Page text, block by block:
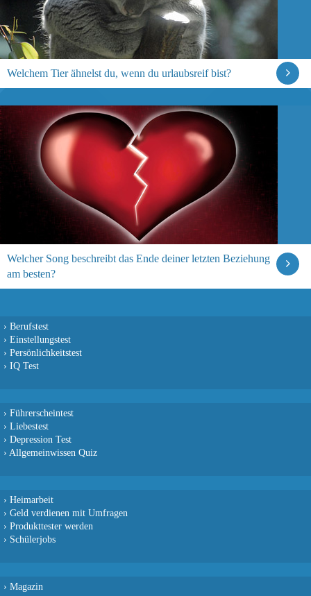
Welchem Tier ähnelst du, wenn du urlaubsreif bist?
Welcher Song beschreibt das Ende deiner letzten Beziehung
am besten?
› Berufstest
› Einstellungstest
› Persönlichkeitstest
› IQ Test
› Führerscheintest
› Liebestest
› Depression Test
› Allgemeinwissen Quiz
› Heimarbeit
› Geld verdienen mit Umfragen
› Produkttester werden
› Schülerjobs
› Magazin